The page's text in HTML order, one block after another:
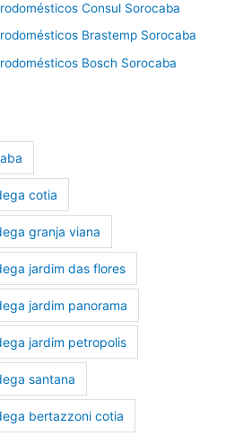
Consul Sorocaba
Brastemp Sorocaba
Bosch Sorocaba
cotia
granja viana
jardim das flores
jardim panorama
jardim petropolis
santana
bertazzoni cotia